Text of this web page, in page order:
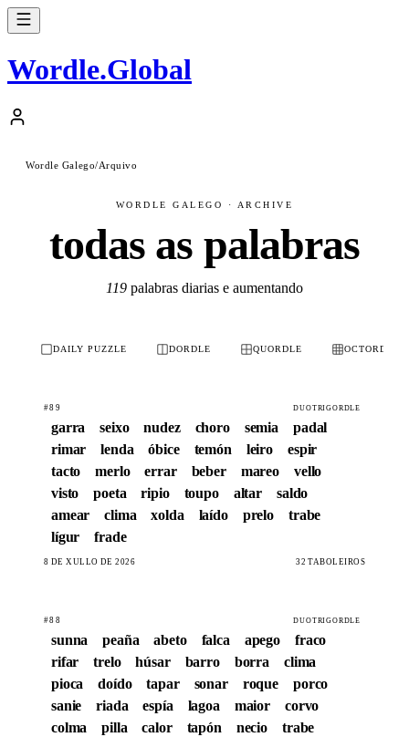
Wordle.Global
Wordle Galego/Arquivo
WORDLE GALEGO · ARCHIVE
todas as palabras
119 palabras diarias e aumentando
DAILY PUZZLE DORDLE QUORDLE OCTORDLE
#89 DUOTRIGORDLE
garra seixo nudez choro semia
padal
rimar
lenda óbice temón leiro
espir
tacto
merlo errar beber mareo
vello
visto
poeta ripio toupo altar
saldo
amear
clima xolda laído prelo
trabe
lígur
frade
8 DE XULLO DE 2026 32 TABOLEIROS
#88 DUOTRIGORDLE
sunna peaña abeto falca apego
fraco
rifar
trelo húsar barro borra
clima
pioca
doído tapar sonar roque
porco
sanie
riada espía lagoa maior
corvo
colma
pilla calor tapón necio
trabe